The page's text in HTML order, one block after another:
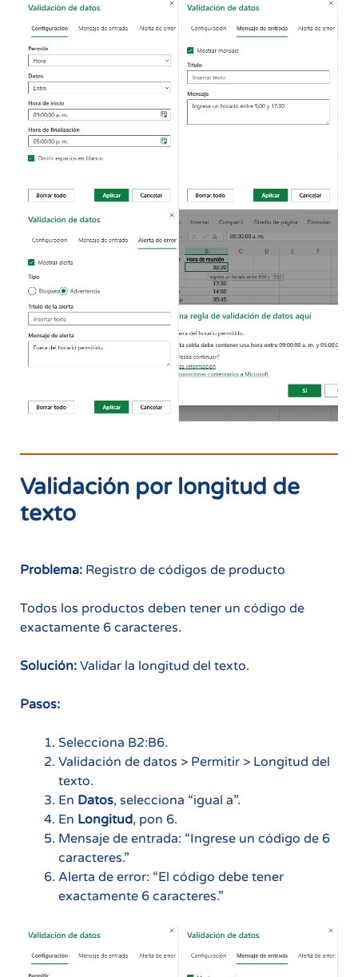
Validación por longitud de
texto
Problema: Registro de códigos de producto
Todos los productos deben tener un código de
exactamente 6 caracteres.
Solución: Validar la longitud del texto.
Pasos:
Selecciona B2:B6.
Validación de datos > Permitir > Longitud del
texto.
En Datos, selecciona “igual a”.
En Longitud, pon 6.
Mensaje de entrada: “Ingrese un código de 6
caracteres.”
Alerta de error: “El código debe tener
exactamente 6 caracteres.”